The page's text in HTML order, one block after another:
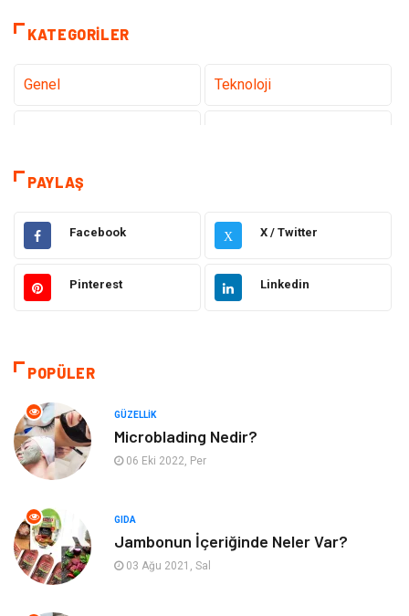
KATEGORILER
Genel Teknoloji
Eğitim
Dekorasyon Elektronik
Güzellik Makine
Sağlıklı Yaşam
Yeme İçme
Organizasyon
Moda
Emlak Spor
PAYLAŞ
Facebook X X / Twitter
Pinterest Linkedin
POPÜLER
GÜZELLIK
Microblading Nedir?
06 Eki 2022, Per
GIDA
Jambonun İçeriğinde Neler Var?
03 Ağu 2021, Sal